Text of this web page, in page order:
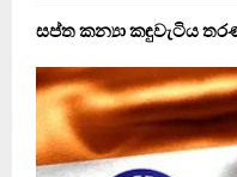
සප්ත කන්‍යා කඳුවැටිය